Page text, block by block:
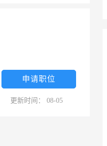
申请职位
更新时间： 08-05